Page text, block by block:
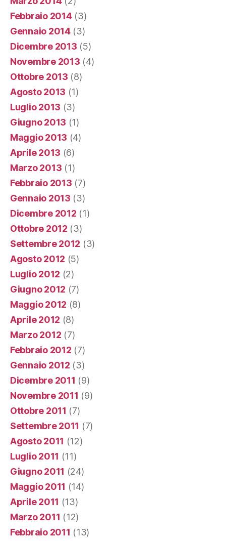
Febbraio 2014(3)
Gennaio 2014(3)
Dicembre 2013 (5)
Novembre 2013 (4)
Ottobre 2013 (8)
Agosto 2013 (1)
Luglio 2013 (3)
Giugno 2013 (1)
Maggio 2013 (4)
Aprile 2013 (6)
Marzo 2013 (1)
Febbraio 2013 (7)
Gennaio 2013 (3)
Dicembre 2012 (1)
Ottobre 2012 (3)
Settembre 2012 (3)
Agosto 2012 (5)
Luglio 2012 (2)
Giugno 2012 (7)
Maggio 2012 (8)
Aprile 2012 (8)
Marzo 2012 (7)
Febbraio 2012 (7)
Gennaio 2012 (3)
Dicembre 2011 (9)
Novembre 2011 (9)
Ottobre 2011 (7)
Settembre 2011 (7)
Agosto 2011 (12)
Luglio 2011 (11)
Giugno 2011 (24)
Maggio 2011 (14)
Aprile 2011 (13)
Marzo 2011 (12)
Febbraio 2011 (13)